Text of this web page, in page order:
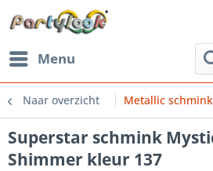
Menu
Naar overzicht Metallic schmink
Superstar schmink
Shimmer kleur 137